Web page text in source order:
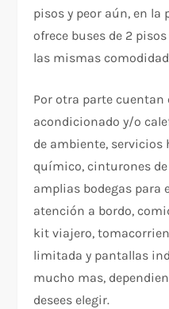
pisos y peor aún, en
ofrece buses de 2
las mismas
Por otra parte cuentan
acondicionado y/o
de ambiente,
químico, cinturones
amplias bodegas para
atención a bordo,
kit viajero,
limitada y pantallas
mucho mas,
desees elegir.